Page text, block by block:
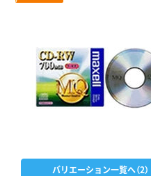
バリエーション一覧へ（2）